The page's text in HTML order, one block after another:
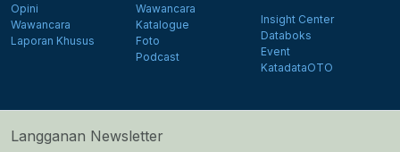
Opini
Wawancara
Laporan Khusus
Wawancara
Katalogue
Foto
Podcast
Insight Center
Databoks
Event
KatadataOTO
Langganan Newsletter